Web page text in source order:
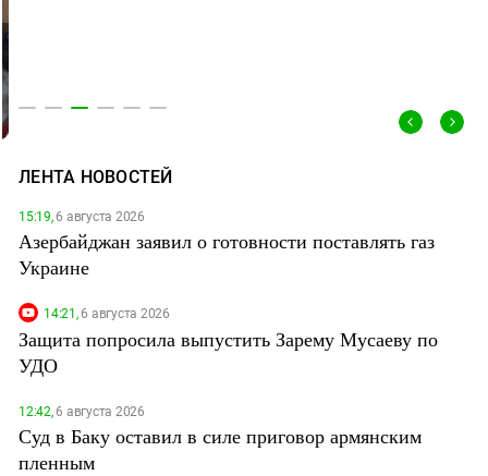
МОБИЛИЗАЦИЯ И ПРОТЕСТЫ
Краснодарский край
Нагорный Карабах
Российская Федерация
Северная Осетия - Алания
СКФО
Чечня
Южная Осетия
ЛЕНТА НОВОСТЕЙ
15:19,6 августа 2026
Азербайджан заявил о готовности поставлять газ
Украине
14:21,6 августа 2026
Защита попросила выпустить Зарему Мусаеву по
УДО
12:42,6 августа 2026
Суд в Баку оставил в силе приговор армянским
пленным